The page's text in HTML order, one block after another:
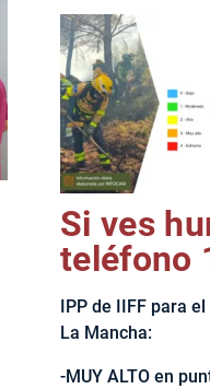
El jefe del Ejecutivo
Si ves
teléfono
IPP de IIFF para
La Mancha:
-MUY ALTO en